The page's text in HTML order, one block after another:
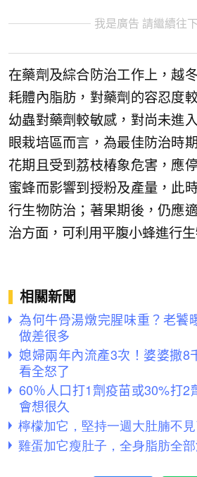
我是廣告 請繼續往
在藥劑及綜合防治工作上，越
耗體內脂肪，對藥劑的容忍度
幼蟲對藥劑較敏感，對尚未進
眼栽培區而言，為最佳防治時
花期且受到荔枝椿象危害，應
蜜蜂而影響到授粉及產量，此
行生物防治；著果期後，仍應
治方面，可利用平腹小蜂進行生
相關新聞
為何牛骨湯燉完腥味重？老饕
做差很多
媳婦兩年內流產3次！婆婆撒
看全怒了
60％人口打1劑疫苗或30%打2
會想很久